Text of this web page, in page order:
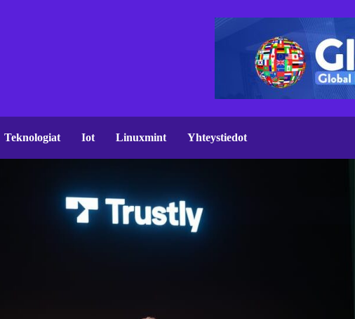
Teknologiat Iot Linuxmint Yhteystiedot